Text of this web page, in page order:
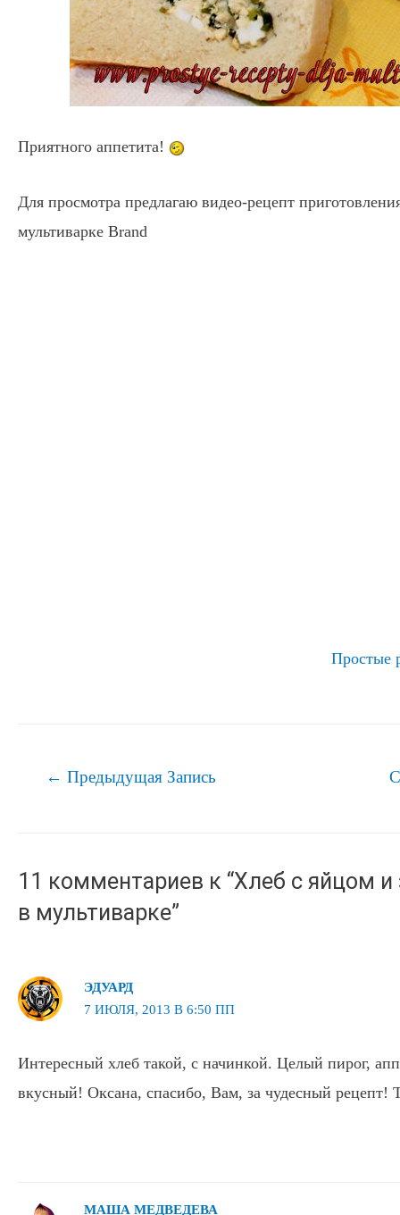
Приятного аппетита!
Для просмотра предлагаю видео-рецепт
мультиварке Brand
Простые
Навигация
← Предыдущая Запись
11 комментариев к “Хлеб с яйцом
в мультиварке”
ЭДУАРД
7 ИЮЛЯ, 2013 В 6:50 ПП
Интересный хлеб такой, с начинкой. Целый пирог,
вкусный! Оксана, спасибо, Вам, за чудесный рецепт!
МАША МЕДВЕДЕВА